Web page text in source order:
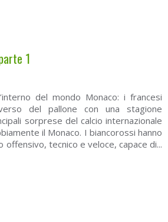
1
del mondo Monaco: i francesi
del pallone con una stagione
sorprese del calcio internazionale
il Monaco. I biancorossi hanno
tecnico e veloce, capace di...